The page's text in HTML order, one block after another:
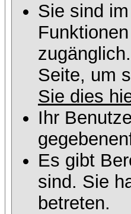
Sie sind
Seite, um
Sie dies
Ihr
Es gibt
sind. Sie
betreten.